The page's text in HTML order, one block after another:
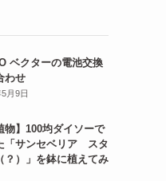
ベクターの電池交換
わせ
月9日
物】100均ダイソーで
「サンセベリア スタ
？）」を鉢に植えてみ